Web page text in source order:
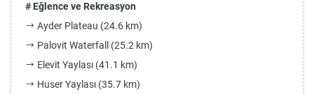
# Eğlence ve Rekreasyon
Ayder Plateau (24.6 km)
Palovit Waterfall (25.2 km)
Elevit Yaylası (41.1 km)
Huser Yaylası (35.7 km)